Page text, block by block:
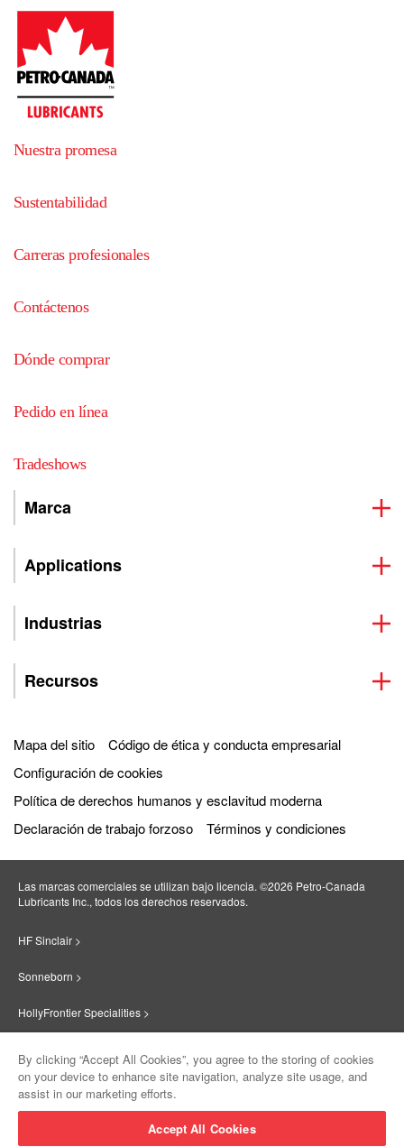
Nuestra promesa
Sustentabilidad
Carreras profesionales
Contáctenos
Dónde comprar
Pedido en línea
Tradeshows
Marca
Applications
Industrias
Recursos
Mapa del sitio
Código de ética y conducta empresarial
Configuración de cookies
Política de derechos humanos y esclavitud moderna
Declaración de trabajo forzoso
Términos y condiciones
Las marcas comerciales se utilizan bajo licencia. ©2026 Petro‐Canada
Lubricants Inc., todos los derechos reservados.
HF Sinclair >
Sonneborn >
HollyFrontier Specialities >
Suniso >
By clicking “Accept All Cookies”, you agree to the storing of cookies
on your device to enhance site navigation, analyze site usage, and
assist in our marketing efforts.
Accept All Cookies